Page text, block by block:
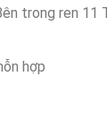
trong ren 11
hợp